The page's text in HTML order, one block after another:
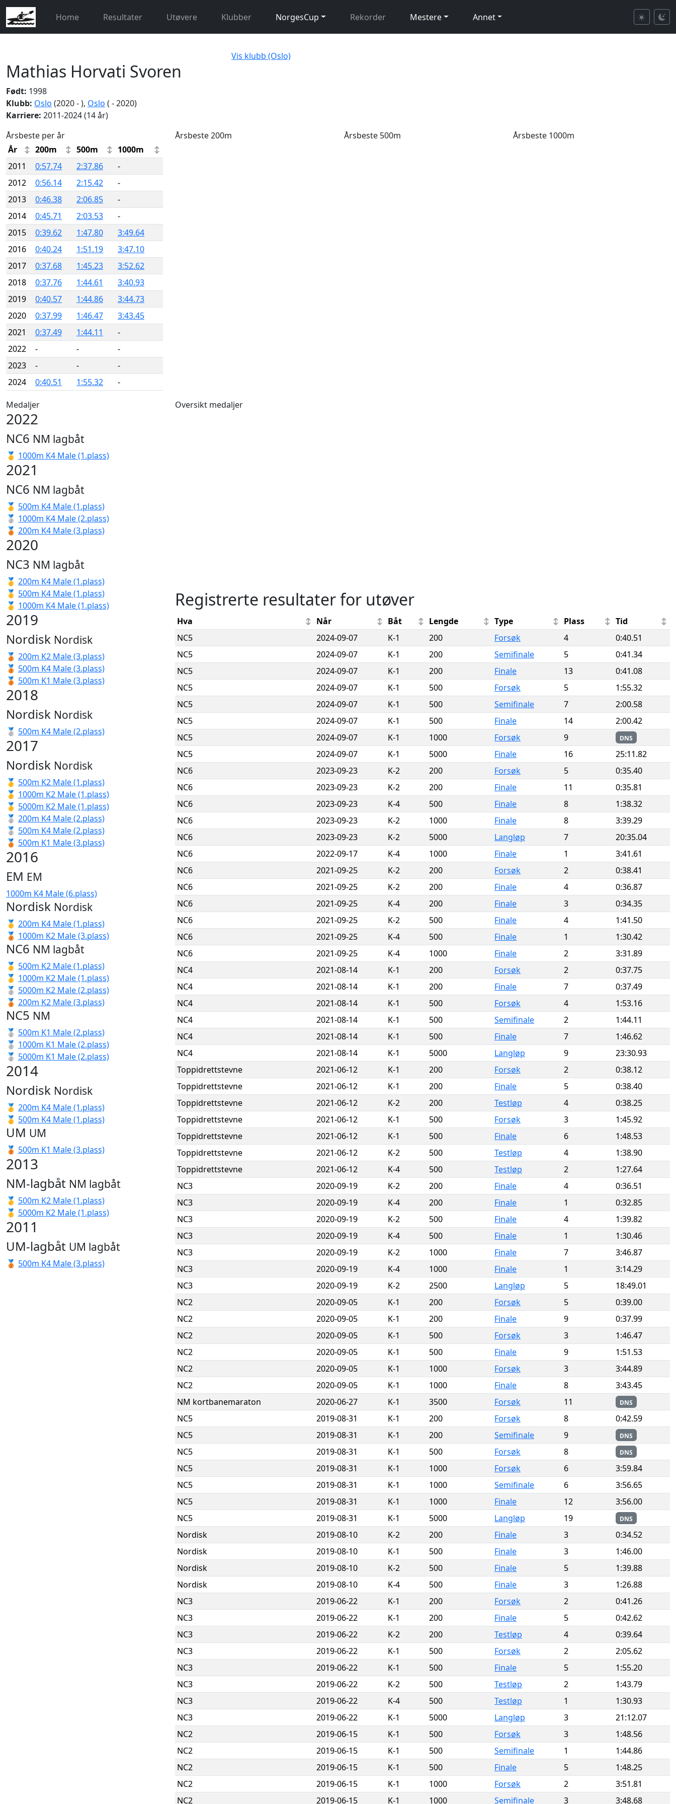
Home Resultater Utøvere Klubber NorgesCup Rekorder Mestere Annet
Vis klubb (Oslo)
Mathias Horvati Svoren
Født: 1998
Klubb: Oslo (2020 - ), Oslo ( - 2020)
Karriere: 2011-2024 (14 år)
Årsbeste per år
År
200m 500m
1000m
2011
0:57.74 2:37.86
-
2012
0:56.14 2:15.42
-
2013
0:46.38 2:06.85
-
2014
0:45.71 2:03.53
-
2015
0:39.62 1:47.80
3:49.64
2016
0:40.24 1:51.19
3:47.10
2017
0:37.68 1:45.23
3:52.62
2018
0:37.76 1:44.61
3:40.93
2019
0:40.57 1:44.86
3:44.73
2020
0:37.99 1:46.47
3:43.45
2021
0:37.49 1:44.11
-
2022
- -
-
2023
- -
-
2024
0:40.51 1:55.32 -
Årsbeste 200m Årsbeste 500m Årsbeste 1000m
Medaljer
2022
NC6 NM lagbåt
🥇 1000m K4 Male (1.plass)
2021
NC6 NM lagbåt
🥇 500m K4 Male (1.plass)
🥈 1000m K4 Male (2.plass)
🥉 200m K4 Male (3.plass)
2020
NC3 NM lagbåt
🥇 200m K4 Male (1.plass)
🥇 500m K4 Male (1.plass)
🥇 1000m K4 Male (1.plass)
2019
Nordisk Nordisk
🥉 200m K2 Male (3.plass)
🥉 500m K4 Male (3.plass)
🥉 500m K1 Male (3.plass)
2018
Nordisk Nordisk
🥈 500m K4 Male (2.plass)
2017
Nordisk Nordisk
🥇 500m K2 Male (1.plass)
🥇 1000m K2 Male (1.plass)
🥇 5000m K2 Male (1.plass)
🥈 200m K4 Male (2.plass)
🥈 500m K4 Male (2.plass)
🥉 500m K1 Male (3.plass)
2016
EM EM
1000m K4 Male (6.plass)
Nordisk Nordisk
🥇 200m K4 Male (1.plass)
🥉 1000m K2 Male (3.plass)
NC6 NM lagbåt
🥇 500m K2 Male (1.plass)
🥇 1000m K2 Male (1.plass)
🥈 5000m K2 Male (2.plass)
🥉 200m K2 Male (3.plass)
NC5 NM
🥈 500m K1 Male (2.plass)
🥈 1000m K1 Male (2.plass)
🥈 5000m K1 Male (2.plass)
2014
Nordisk Nordisk
🥇 200m K4 Male (1.plass)
🥇 500m K4 Male (1.plass)
UM UM
🥉 500m K1 Male (3.plass)
2013
NM-lagbåt NM lagbåt
🥇 500m K2 Male (1.plass)
🥇 5000m K2 Male (1.plass)
2011
UM-lagbåt UM lagbåt
🥉 500m K4 Male (3.plass)
Oversikt medaljer
Registrerte resultater for utøver
Hva Når Båt Lengde Type Plass
Tid
NC5
2024-09-07 K-1 200 Forsøk 4
0:40.51
NC5
2024-09-07 K-1 200 Semifinale 5
0:41.34
NC5
2024-09-07 K-1 200 Finale 13
0:41.08
NC5
2024-09-07 K-1 500 Forsøk 5
1:55.32
NC5
2024-09-07 K-1 500 Semifinale 7
2:00.58
NC5
2024-09-07 K-1 500 Finale 14
2:00.42
NC5
2024-09-07 K-1 1000 Forsøk 9 DNS
NC5 2024-09-07 K-1 5000 Finale 16
25:11.82
NC6
2023-09-23 K-2 200 Forsøk 5
0:35.40
NC6
2023-09-23 K-2 200 Finale 11
0:35.81
NC6
2023-09-23 K-4 500 Finale 8
1:38.32
NC6
2023-09-23 K-2 1000 Finale 8
3:39.29
NC6
2023-09-23 K-2 5000 Langløp 7
20:35.04
NC6
2022-09-17 K-4 1000 Finale 1
3:41.61
NC6
2021-09-25 K-2 200 Forsøk 2
0:38.41
NC6
2021-09-25 K-2 200 Finale 4
0:36.87
NC6
2021-09-25 K-4 200 Finale 3
0:34.35
NC6
2021-09-25 K-2 500 Finale 4
1:41.50
NC6
2021-09-25 K-4 500 Finale 1
1:30.42
NC6
2021-09-25 K-4 1000 Finale 2
3:31.89
NC4
2021-08-14 K-1 200 Forsøk 2
0:37.75
NC4
2021-08-14 K-1 200 Finale 7
0:37.49
NC4
2021-08-14 K-1 500 Forsøk 4
1:53.16
NC4
2021-08-14 K-1 500 Semifinale 2
1:44.11
NC4
2021-08-14 K-1 500 Finale 7
1:46.62
NC4
2021-08-14 K-1 5000 Langløp 9
23:30.93
Toppidrettstevne
2021-06-12 K-1 200 Forsøk 2
0:38.12
Toppidrettstevne
2021-06-12 K-1 200 Finale 5
0:38.40
Toppidrettstevne
2021-06-12 K-2 200 Testløp 4
0:38.25
Toppidrettstevne
2021-06-12 K-1 500 Forsøk 3
1:45.92
Toppidrettstevne
2021-06-12 K-1 500 Finale 6
1:48.53
Toppidrettstevne
2021-06-12 K-2 500 Testløp 4
1:38.90
Toppidrettstevne
2021-06-12 K-4 500 Testløp 2
1:27.64
NC3
2020-09-19 K-2 200 Finale 4
0:36.51
NC3
2020-09-19 K-4 200 Finale 1
0:32.85
NC3
2020-09-19 K-2 500 Finale 4
1:39.82
NC3
2020-09-19 K-4 500 Finale 1
1:30.46
NC3
2020-09-19 K-2 1000 Finale 7
3:46.87
NC3
2020-09-19 K-4 1000 Finale 1
3:14.29
NC3
2020-09-19 K-2 2500 Langløp 5
18:49.01
NC2
2020-09-05 K-1 200 Forsøk 5
0:39.00
NC2
2020-09-05 K-1 200 Finale 9
0:37.99
NC2
2020-09-05 K-1 500 Forsøk 3
1:46.47
NC2
2020-09-05 K-1 500 Finale 9
1:51.53
NC2
2020-09-05 K-1 1000 Forsøk 3
3:44.89
NC2
2020-09-05 K-1 1000 Finale 8
3:43.45
NM kortbanemaraton
2020-06-27 K-1 3500 Forsøk 11 DNS
NC5 2019-08-31 K-1 200 Forsøk 8
0:42.59
NC5
2019-08-31 K-1 200 Semifinale 9 DNS
NC5 2019-08-31 K-1 500 Forsøk 8 DNS
NC5 2019-08-31 K-1 1000 Forsøk 6
3:59.84
NC5
2019-08-31 K-1 1000 Semifinale 6
3:56.65
NC5
2019-08-31 K-1 1000 Finale 12
3:56.00
NC5
2019-08-31 K-1 5000 Langløp 19 DNS
Nordisk 2019-08-10 K-2 200 Finale 3
0:34.52
Nordisk
2019-08-10 K-1 500 Finale 3
1:46.00
Nordisk
2019-08-10 K-2 500 Finale 5
1:39.88
Nordisk
2019-08-10 K-4 500 Finale 3
1:26.88
NC3
2019-06-22 K-1 200 Forsøk 2
0:41.26
NC3
2019-06-22 K-1 200 Finale 5
0:42.62
NC3
2019-06-22 K-2 200 Testløp 4
0:39.64
NC3
2019-06-22 K-1 500 Forsøk 2
2:05.62
NC3
2019-06-22 K-1 500 Finale 5
1:55.20
NC3
2019-06-22 K-2 500 Testløp 2
1:43.79
NC3
2019-06-22 K-4 500 Testløp 1
1:30.93
NC3
2019-06-22 K-1 5000 Langløp 3
21:12.07
NC2
2019-06-15 K-1 500 Forsøk 3
1:48.56
NC2
2019-06-15 K-1 500 Semifinale 1
1:44.86
NC2
2019-06-15 K-1 500 Finale 5
1:48.25
NC2
2019-06-15 K-1 1000 Forsøk 2
3:51.81
NC2
2019-06-15 K-1 1000 Semifinale 3 3:48.68